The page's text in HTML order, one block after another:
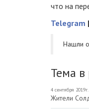
что на
Telegram |
Нашли
Тема в
4 сентября
Жители